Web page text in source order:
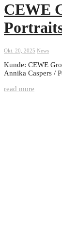
CEWE
Okt. 20, 2025 News
Kunde: CEWE
Annika Caspers /
read more